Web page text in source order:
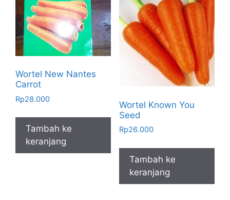
Wortel New Nantes
Carrot
Rp28.000
Tambah ke
keranjang
Wortel Known You
Seed
Rp26.000
Tambah ke
keranjang